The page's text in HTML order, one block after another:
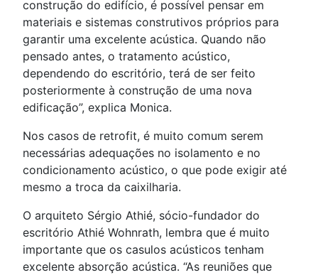
construção do edifício, é possível pensar em
materiais e sistemas construtivos próprios para
garantir uma excelente acústica. Quando não
pensado antes, o tratamento acústico,
dependendo do escritório, terá de ser feito
posteriormente à construção de uma nova
edificação”, explica Monica.
Nos casos de retrofit, é muito comum serem
necessárias adequações no isolamento e no
condicionamento acústico, o que pode exigir até
mesmo a troca da caixilharia.
O arquiteto Sérgio Athié, sócio-fundador do
escritório Athié Wohnrath, lembra que é muito
importante que os casulos acústicos tenham
excelente absorção acústica. “As reuniões que